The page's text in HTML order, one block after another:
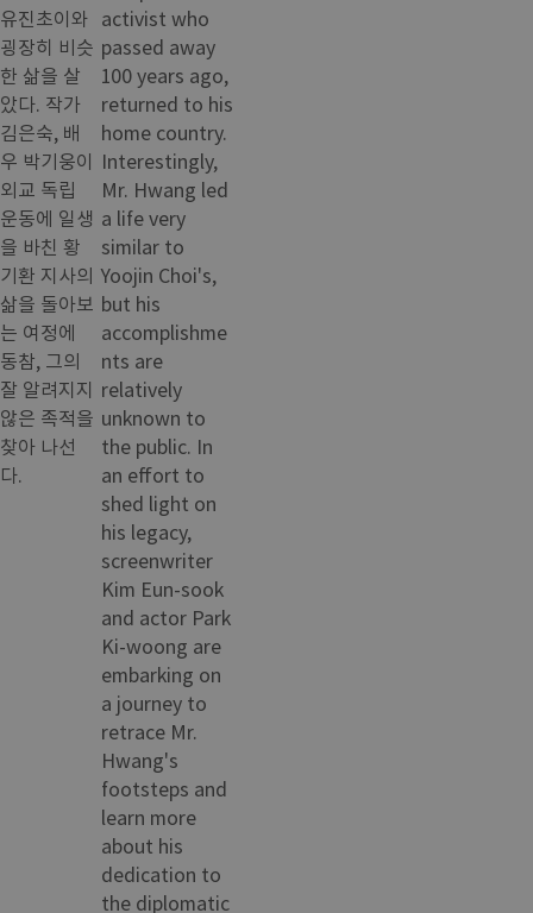
유진초이와
굉장히 비슷
한 삶을 살
았다. 작가
김은숙, 배
우 박기웅이
외교 독립
운동에 일생
을 바친 황
기환 지사의
삶을 돌아보
는 여정에
동참, 그의
잘 알려지지
않은 족적을
찾아 나선
다.
activist who
passed away
100 years ago,
returned to his
home country.
Interestingly,
Mr. Hwang led
a life very
similar to
Yoojin Choi's,
but his
accomplishme
nts are
relatively
unknown to
the public. In
an effort to
shed light on
his legacy,
screenwriter
Kim Eun-sook
and actor Park
Ki-woong are
embarking on
a journey to
retrace Mr.
Hwang's
footsteps and
learn more
about his
dedication to
the diplomatic